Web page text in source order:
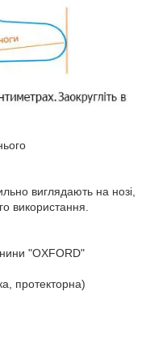
виглядають на нозі,
використання.
"OXFORD"
протекторна)